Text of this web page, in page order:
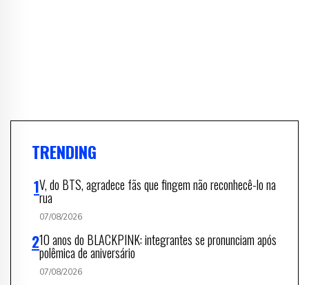
TRENDING
V, do BTS, agradece fãs que fingem não reconhecê-lo na
rua
07/08/2026
10 anos do BLACKPINK: integrantes se pronunciam após
polêmica de aniversário
07/08/2026